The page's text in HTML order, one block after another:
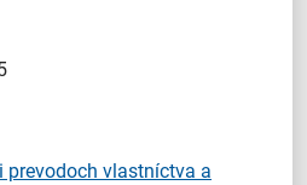
prevodoch vlastníctva a